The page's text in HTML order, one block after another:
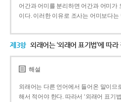
어간과 어미를 분리하면 어간과 어미가
이다. 이러한 이유로 조사는 어미보다
제3항 외래어는 ‘외래어 표기법’에 따라
해설
외래어는 다른 언어에서 들어온 말이므
해서 적어야 한다. 따라서 ‘외래어 표기